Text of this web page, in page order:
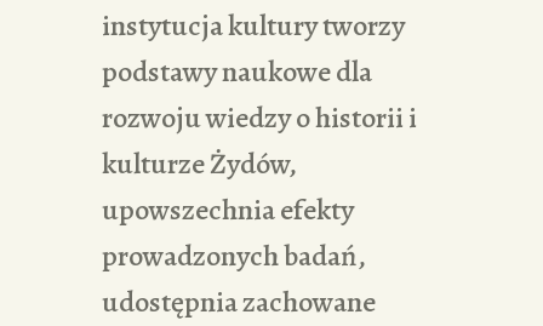
instytucja kultury tworzy
podstawy naukowe dla
rozwoju wiedzy o historii i
kulturze Żydów,
upowszechnia efekty
prowadzonych badań,
udostępnia zachowane